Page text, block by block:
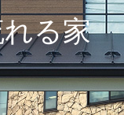
る家